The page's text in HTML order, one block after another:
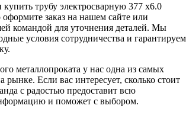
трубу электросварную 377 х6.0
заказ на нашем сайте или
командой для уточнения деталей. Мы
условия сотрудничества и гарантируем
металлопроката у нас одна из самых
рынке. Если вас интересует, сколько стоит
с радостью предоставит всю
и поможет с выбором.